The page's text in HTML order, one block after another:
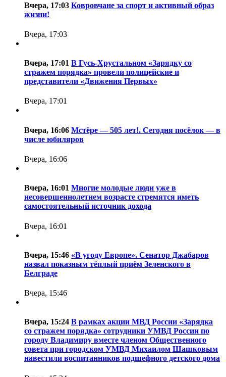
Вчера, 17:03 Ковровчане за спорт и активный образ
жизни!
Вчера, 17:03
Вчера, 17:01 В Гусь-Хрустальном «Зарядку со
стражем порядка» провели полицейские и
представители «Движения Первых»
Вчера, 17:01
Вчера, 16:06 Мстёре — 505 лет!. Сегодня посёлок — в
числе юбиляров
Вчера, 16:06
Вчера, 16:01 Многие молодые люди уже в
несовершеннолетнем возрасте стремятся иметь
самостоятельный источник дохода
Вчера, 16:01
Вчера, 15:46 «В угоду Европе». Сенатор Джабаров
назвал показным тёплый приём Зеленского в
Белграде
Вчера, 15:46
Вчера, 15:24 В рамках акции МВД России «Зарядка
со стражем порядка» сотрудники УМВД России по
городу Владимиру вместе членом Общественного
совета при городском УМВД Михаилом Шашковым
навестили воспитанников подшефного детского дома